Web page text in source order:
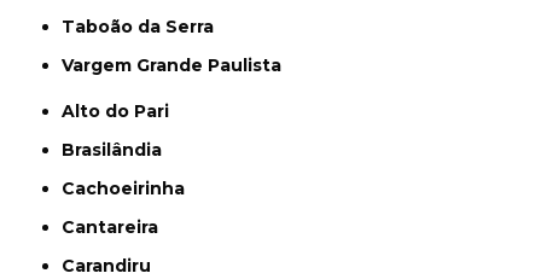
Taboão da Serra
Vargem Grande Paulista
Alto do Pari
Brasilândia
Cachoeirinha
Cantareira
Carandiru